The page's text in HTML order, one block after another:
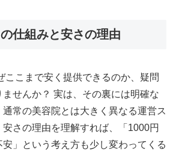
仕組みと安さの理由
ここまで安く提供できるのか、疑問
せんか？ 実は、その裏には明確な
通常の美容院とは大きく異なる運営ス
さの理由を理解すれば、「1000円
」という考え方も少し変わってくる